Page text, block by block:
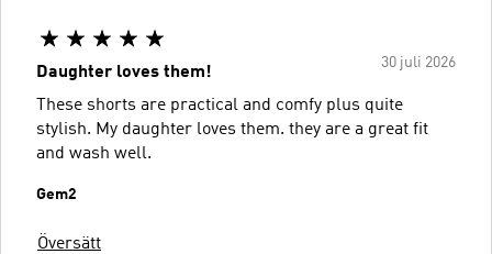
30 juli 2026
Daughter loves them!
These shorts are practical and comfy plus quite
stylish. My daughter loves them. they are a great fit
and wash well.
Gem2
Översätt